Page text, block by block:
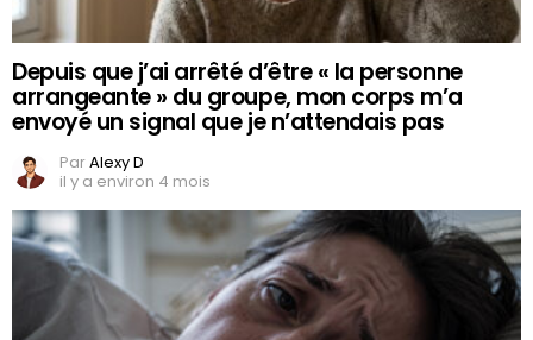
Depuis que j’ai arrêté d’être « la personne
arrangeante » du groupe, mon corps m’a
envoyé un signal que je n’attendais pas
ParAlexy D
il y a environ 4 mois